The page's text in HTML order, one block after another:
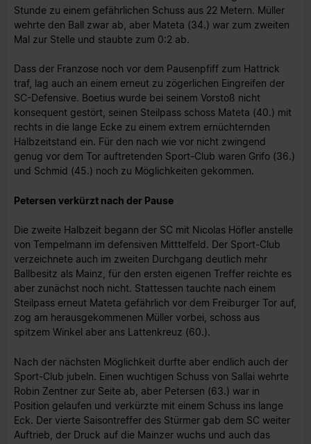
Stunde zu einem gefährlichen Schuss aus 22 Metern. Müller
wehrte den Ball zwar ab, aber Mateta (34.) war zum zweiten
Mal zur Stelle und staubte zum 0:2 ab.
Dass der Franzose noch vor dem Pausenpfiff zum Hattrick
traf, lag auch an einem erneut zu zögerlichen Eingreifen der
SC-Defensive. Boetius wurde bei seinem Vorstoß nicht
konsequent gestört, seinen Steilpass schoss Mateta (40.) mit
rechts in die lange Ecke zu einem extrem ernüchternden
Halbzeitstand ein. Für den nach wie vor nicht zwingend
genug vor dem Tor auftretenden Sport-Club waren Grifo (36.)
und Schmid (45.) noch zu Möglichkeiten gekommen.
Petersen verkürzt nach der Pause
Die zweite Halbzeit begann der SC mit Nicolas Höfler anstelle
von Tempelmann im defensiven Mitttelfeld. Der Sport-Club
verzeichnete auch im zweiten Durchgang deutlich mehr
Ballbesitz als Mainz, für den ersten eigenen Treffer reichte es
aber zunächst noch nicht. Stattessen tauchte nach einem
Steilpass erneut Mateta gefährlich vor dem Freiburger Tor auf,
zog am herausgekommenen Müller vorbei, schoss aus
spitzem Winkel aber ans Lattenkreuz (60.).
Nach der nächsten Möglichkeit durfte aber endlich auch der
Sport-Club jubeln. Einen wuchtigen Schuss von Sallai wehrte
Robin Zentner zur Seite ab, aber Petersen (63.) war in
Position gelaufen und verkürzte mit einem Schuss ins lange
Eck. Der vierte Saisontreffer des Stürmer gab dem SC weiter
Auftrieb, der Druck auf die Mainzer wuchs und auch das